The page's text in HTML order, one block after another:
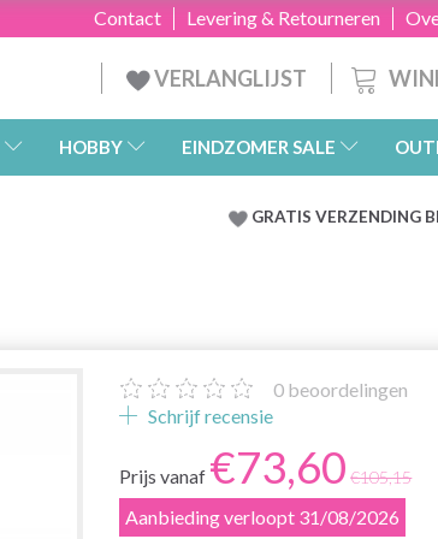
Levering & Retourneren
Contact
VERLANGLIJST
HOBBY EINDZOMER SALE
GRATIS VERZENDING
0 beoordelingen
Schrijf recensie
Prijs vanaf €73,60 €105,15
Aanbieding verloopt 31/08/2026